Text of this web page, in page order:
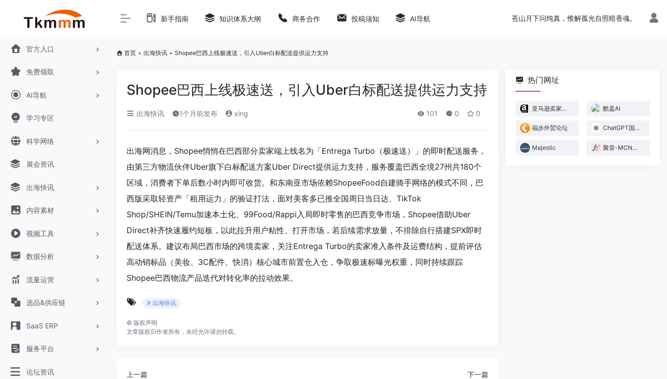
官方入口
免费领取
AI导航
学习专区
科学网络
展会资讯
出海快讯
内容素材
视频工具
数据分析
流量运营
选品&供应链
SaaS ERP
服务平台
论坛资讯
新手指南 知识体系大纲 商务合作 投稿须知 AI导航 苍山月下问纯真，惟解孤光自照暗香魂。
首页 • 出海快讯 • Shopee巴西上线极速送，引入Uber白标配送提供运力支持
Shopee巴西上线极速送，引入Uber白标配送提供运力支持
出海快讯 1个月前发布 xing 101 0 0
出海网消息，Shopee悄悄在巴西部分卖家端上线名为「Entrega Turbo（极速送）」的即时配送服务，
由第三方物流伙伴Uber旗下白标配送方案Uber Direct提供运力支持，服务覆盖巴西全境27州共180个
区域，消费者下单后数小时内即可收货。和东南亚市场依赖ShopeeFood自建骑手网络的模式不同，巴
西版采取轻资产「租用运力」的验证打法，面对美客多已推全国周日当日达、TikTok
Shop/SHEIN/Temu加速本土化、99Food/Rappi入局即时零售的巴西竞争市场，Shopee借助Uber
Direct补齐快速履约短板，以此拉升用户粘性、打开市场，若后续需求放量，不排除自行搭建SPX即时
配送体系。建议布局巴西市场的跨境卖家，关注Entrega Turbo的卖家准入条件及运费结构，提前评估
高动销标品（美妆、3C配件、快消）核心城市前置仓入仓，争取极速标曝光权重，同时持续跟踪
Shopee巴西物流产品迭代对转化率的拉动效果。
# 出海快讯
© 版权声明
文章版权归作者所有，未经允许请勿转载。
上一篇 下一篇
热门网址
亚马逊卖家官方论坛 酷盖AI
福步外贸论坛 ChatGPT国内版
Majestic 聚音-MCN管理系统